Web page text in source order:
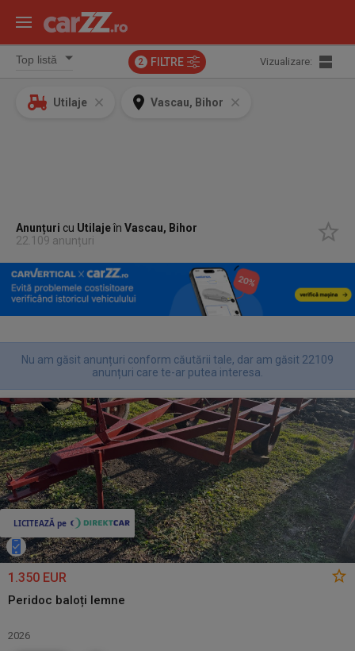
2 FILTRE Vizualizare:
Utilaje Vascau, Bihor
Anunțuri cu UtilajeînVascau, Bihor
22.109 anunțuri
Nu am găsit anunțuri conform căutării tale, dar am găsit 22109
anunțuri care te-ar putea interesa.
1.350 EUR
Peridoc baloți lemne
2026